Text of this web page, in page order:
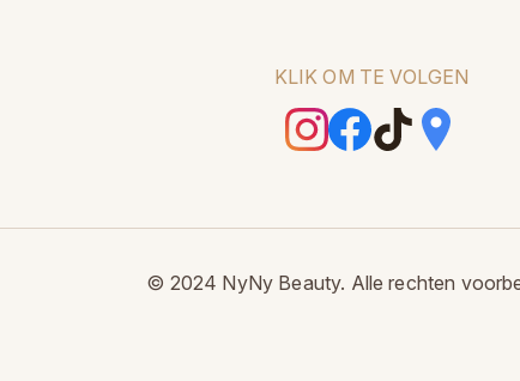
KLIK OM TE VOLGEN
© 2024 NyNy Beauty. Alle rechten